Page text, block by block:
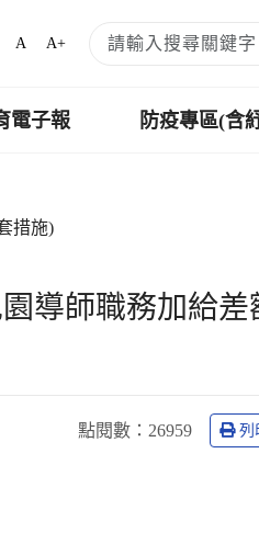
A A+
電子報 防疫專區(含
措施)
導師職務加給差
點閱數 ：26959 列